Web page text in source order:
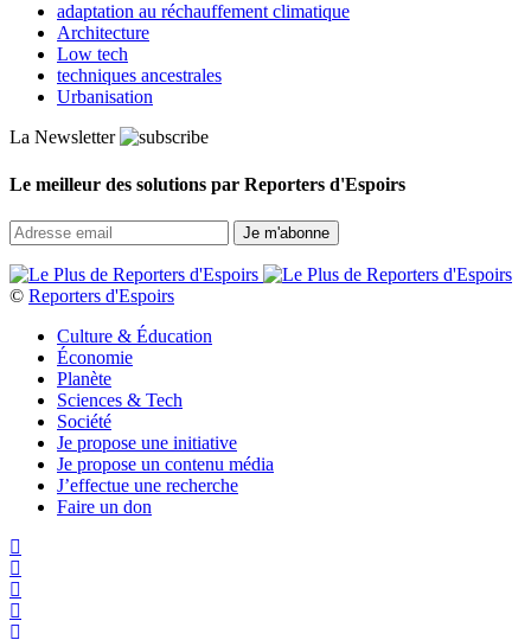
adaptation au réchauffement climatique
Architecture
Low tech
techniques ancestrales
Urbanisation
La Newsletter
Le meilleur des solutions par Reporters d'Espoirs
© Reporters d'Espoirs
Culture & Éducation
Économie
Planète
Sciences & Tech
Société
Je propose une initiative
Je propose un contenu média
J’effectue une recherche
Faire un don